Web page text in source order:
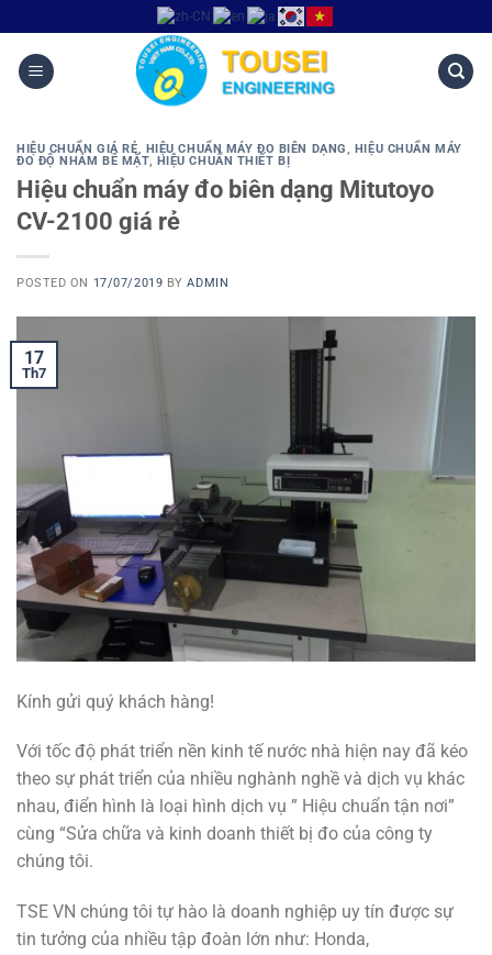
HIỆU CHUẨN GIÁ RẺ, HIỆU CHUẨN MÁY ĐO BIÊN DẠNG, HIỆU CHUẨN MÁY
ĐO ĐỘ NHÁM BỀ MẶT, HIỆU CHUẨN THIẾT BỊ
Hiệu chuẩn máy đo biên dạng Mitutoyo
CV-2100 giá rẻ
POSTED ON 17/07/2019 BYADMIN
17
Th7
Kính gửi quý khách hàng!
Với tốc độ phát triển nền kinh tế nước nhà hiện nay đã kéo
theo sự phát triển của nhiều nghành nghề và dịch vụ khác
nhau, điển hình là loại hình dịch vụ ” Hiệu chuẩn tận nơi”
cùng “Sửa chữa và kinh doanh thiết bị đo của công ty
chúng tôi.
TSE VN chúng tôi tự hào là doanh nghiệp uy tín được sự
tin tưởng của nhiều tập đoàn lớn như: Honda,